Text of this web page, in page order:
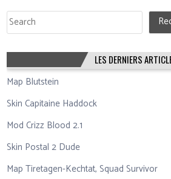
Rechercher
LES DERNIERS
Map Blutstein
Skin Capitaine Haddock
Mod Crizz Blood 2.1
Skin Postal 2 Dude
Map Tiretagen-Kechtat, Squad Survivor